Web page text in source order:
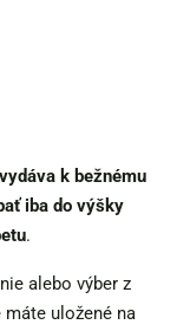
k bežnému
iba do výšky
.
alebo výber z
uložené na